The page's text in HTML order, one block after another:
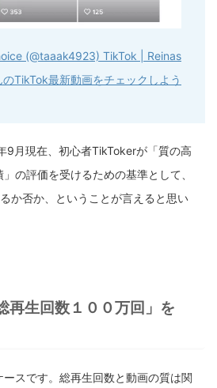
(@taaak4923) TikTok | Reinas
TikTok最新動画をチェックしよう
9月現在、初心者TikTokerが「質の高
の評価を受けるための基準として、
か否か、ということが言えると思い
再生回数１００万回」を
スです。総再生回数と動画の質は関